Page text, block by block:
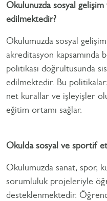
Okulunuzda sosyal
edilmektedir?
Okulumuzda sosyal
akreditasyon kapsamında
politikası doğrultusunda
edilmektedir. Bu
net kurallar ve işleyişler
eğitim ortamı sağlar.
Okulda sosyal ve sportif
Okulumuzda sanat, spor,
sorumluluk projeleriyle
desteklenmektedir.